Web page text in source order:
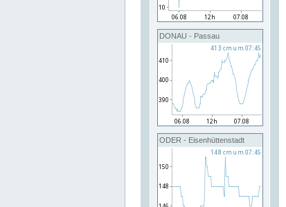
DONAU - Passau
ODER - Eisenhüttenstadt